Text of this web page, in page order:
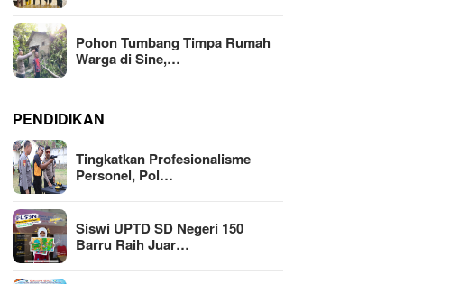
Pohon Tumbang Timpa Rumah
Warga di Sine,…
PENDIDIKAN
Tingkatkan Profesionalisme
Personel, Pol…
Siswi UPTD SD Negeri 150
Barru Raih Juar…